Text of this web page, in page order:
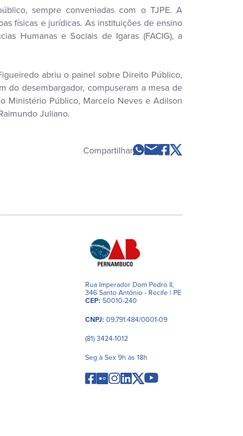
sempre conveniadas com o TJPE. A
físicas e jurídicas. As instituições de ensino
Humanas e Sociais de Igaras (FACIG), a
abriu o painel sobre Direito Público,
do desembargador, compuseram a mesa de
Ministério Público, Marcelo Neves e Adilson
Juliano.
Compartilhar
Rua Imperador Dom Pedro II,
346 Santo Antônio - Recife | PE
CEP: 50010-240
CNPJ: 09.791.484/0001-09
(81) 3424-1012
Seg à Sex 9h às 18h